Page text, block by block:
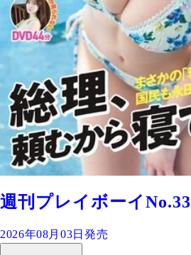
週刊プレイボーイNo.33
2026年08月03日発売